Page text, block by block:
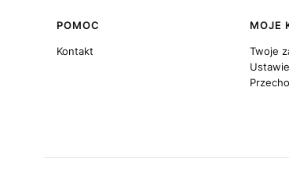
Linki w stopce
POMOC
Kontakt
MOJE
Twoje